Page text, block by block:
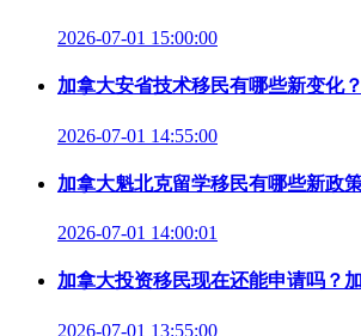
2026-07-01 15:00:00
加拿大安省技术移民有哪些新变化
2026-07-01 14:55:00
加拿大魁北克留学移民有哪些新政
2026-07-01 14:00:01
加拿大投资移民现在还能申请吗？
2026-07-01 13:55:00